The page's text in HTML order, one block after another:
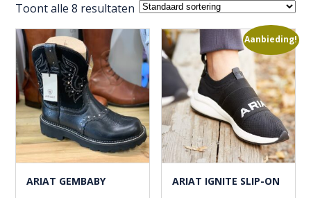
Toont alle 8 resultaten
ARIAT GEMBABY
Aanbieding!
ARIAT IGNITE SLIP-ON